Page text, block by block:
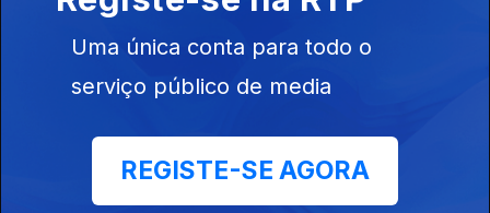
Uma única conta para todo o
serviço público de media
REGISTE-SE AGORA